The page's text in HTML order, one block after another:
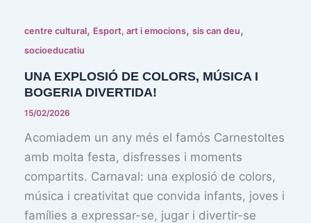
centre cultural, Esport, art i emocions, sis can deu ,
socioeducatiu
UNA EXPLOSIÓ DE COLORS, MÚSICA I
BOGERIA DIVERTIDA!
15/02/2026
Acomiadem un any més el famós Carnestoltes
amb molta festa, disfresses i moments
compartits. Carnaval: una explosió de colors,
música i creativitat que convida infants, joves i
famílies a expressar-se, jugar i divertir-se